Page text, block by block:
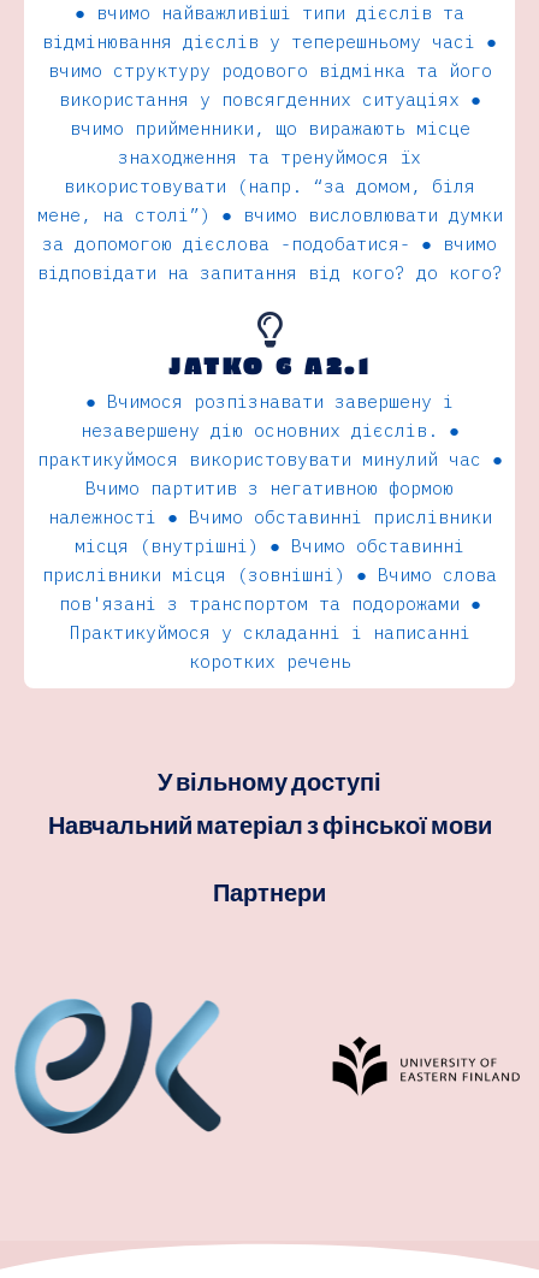
● вчимо найважливіші типи дієслiв та
вiдмiнювання дієслiв у теперешньому часi ●
вчимо структуру родового вiдмiнка та його
використання у повсягденних ситуацiях ●
вчимо прийменники, що виражають мiсце
знаходження та тренуймося їх
використовувати (напр. “за домом, бiля
мене, на столi”) ● вчимо висловлювати думки
за допомогою дієслова -подобатися- ● вчимо
вiдповiдати на запитання вiд кого? до кого?
JATKO 6 A2.1
● Вчимося розпізнавати завершену і
незавершену дію основних дієслів. ●
практикуймося використовувати минулий час ●
Вчимо партитив з негативною формою
належності ● Вчимо обставинні прислівники
місця (внутрішні) ● Вчимо обставинні
прислівники місця (зовнішні) ● Вчимо слова
пов'язані з транспортом та подорожами ●
Практикуймося у складанні і написанні
коротких речень
У вільному доступі
Навчальний матеріал з фінської мови
Партнери